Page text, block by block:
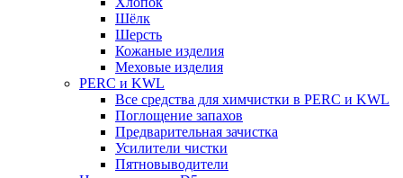
Шёлк
Шерсть
Кожаные изделия
Меховые изделия
PERC и KWL
Все средства для химчистки в PERC и KWL
Поглощение запахов
Предварительная зачистка
Усилители чистки
Пятновыводители